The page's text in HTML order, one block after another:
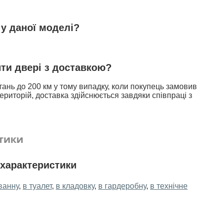
у даної моделі?
двері з доставкою?
до 200 км у тому випадку, коли покупець замовив
доставка здійснюється завдяки співпраці з
, в туалет, в кладовку, в гардеробну, в технічне